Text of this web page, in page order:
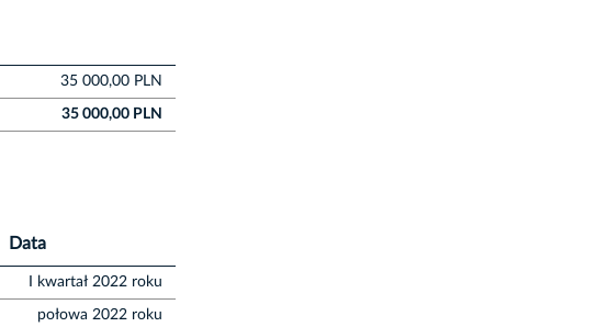
35 000,00 PLN
35 000,00 PLN
Data
I kwartał 2022 roku
połowa 2022 roku